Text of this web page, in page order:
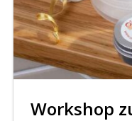
Workshop